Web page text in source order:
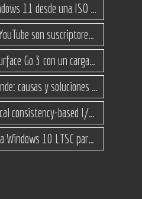
Cómo actualizar a Windows 11 desde una ISO en equipos no compatibles
¿Las promociones de YouTube son suscriptores reales o bots? Esta es la Verdad
¿Se puede cargar la Surface Go 3 con un cargador USB-C de teléfono?
Surface Go 3 no enciende: causas y soluciones paso a paso para que arranque
Server detected a logical consistency-based I/O error: incorrect pageid
Script PowerShell para Windows 10 LTSC para recuperar espacio